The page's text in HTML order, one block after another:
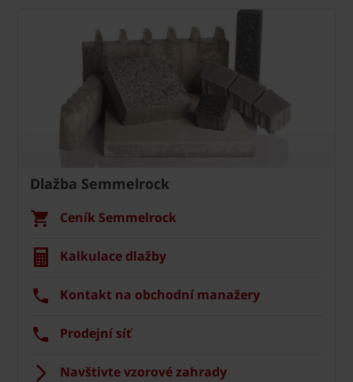
Dlažba Semmelrock
Ceník Semmelrock
Kalkulace dlažby
Kontakt na obchodní manažery
Prodejní síť
Navštivte vzorové zahrady